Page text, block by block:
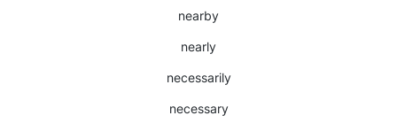
nearby
nearly
necessarily
necessary